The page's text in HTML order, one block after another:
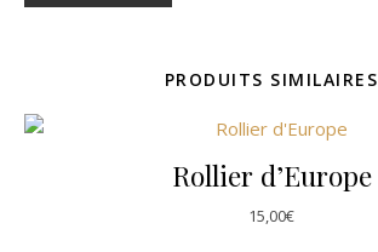
PRODUITS SIMILAIRES
Rollier d’Europe
15,00€